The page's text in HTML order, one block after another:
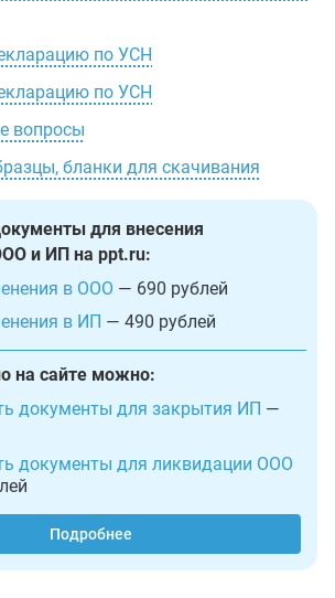
по УСН
по УСН
вопросы
бланки для скачивания
для внесения
и ИП на ppt.ru:
в ООО — 690 рублей
в ИП — 490 рублей
на сайте можно:
документы для закрытия ИП —
документы для ликвидации ООО
Подробнее